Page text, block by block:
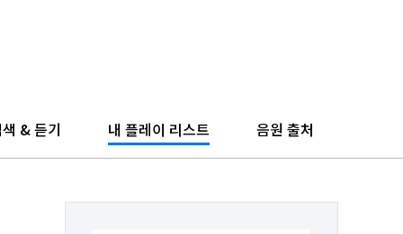
& 듣기 내 플레이 리스트 음원 출처